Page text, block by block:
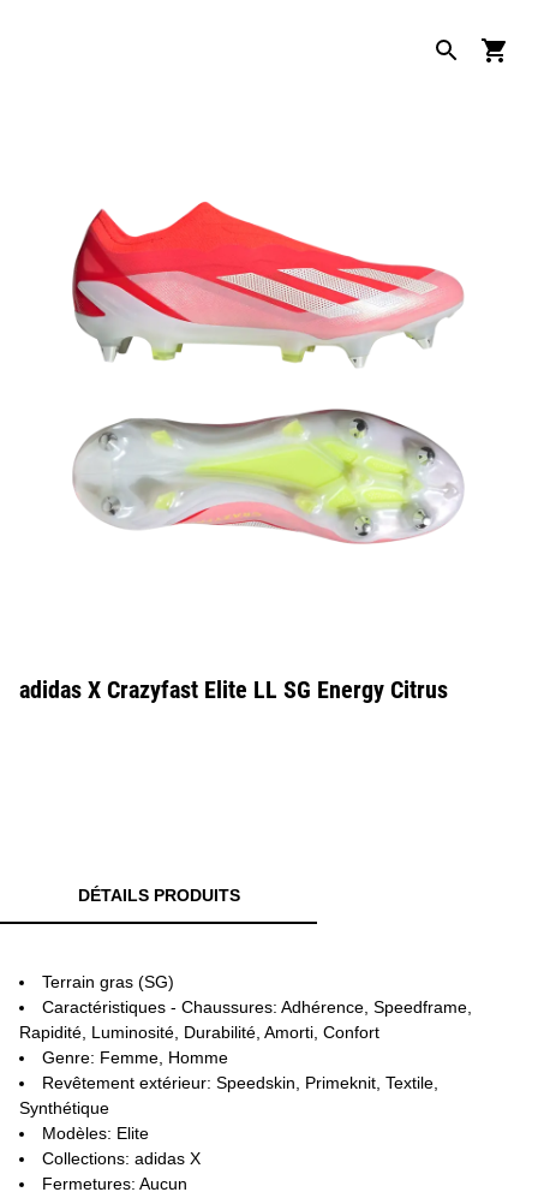
adidas X Crazyfast Elite LL SG Energy Citrus
DÉTAILS PRODUITS
Terrain gras (SG)
Caractéristiques - Chaussures: Adhérence, Speedframe,
Rapidité, Luminosité, Durabilité, Amorti, Confort
Genre: Femme, Homme
Revêtement extérieur: Speedskin, Primeknit, Textile,
Synthétique
Modèles: Elite
Collections: adidas X
Fermetures: Aucun